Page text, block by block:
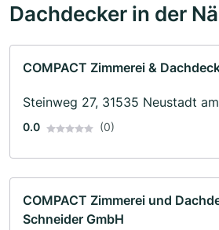
Dachdecker in der
COMPACT Zimmerei &
Steinweg 27, 31535 Neustadt
0.0 (0)
COMPACT Zimmerei und
Schneider GmbH